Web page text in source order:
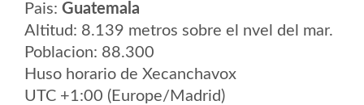
Pais: Guatemala
Altitud: 8.139 metros sobre el nvel del mar.
Poblacion: 88.300
Huso horario de Xecanchavox
UTC +1:00 (Europe/Madrid)